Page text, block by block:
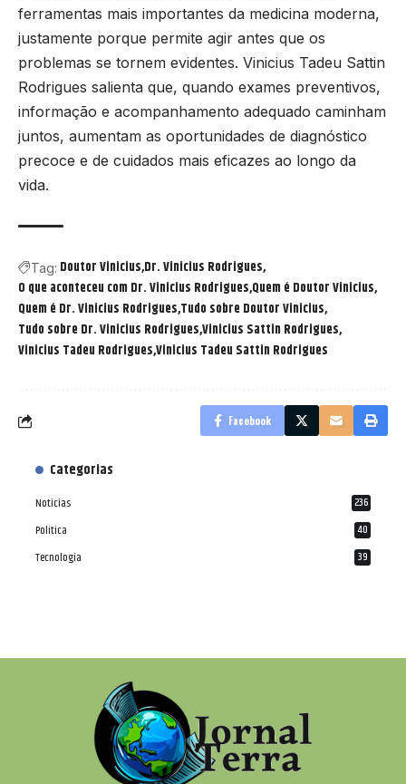
ferramentas mais importantes da medicina moderna,
justamente porque permite agir antes que os
problemas se tornem evidentes. Vinicius Tadeu Sattin
Rodrigues salienta que, quando exames preventivos,
informação e acompanhamento adequado caminham
juntos, aumentam as oportunidades de diagnóstico
precoce e de cuidados mais eficazes ao longo da
vida.
Tag: Doutor Vinicius Dr. Vinicius Rodrigues
O que aconteceu com Dr. Vinicius Rodrigues Quem é Doutor Vinicius
Quem é Dr. Vinicius Rodrigues Tudo sobre Doutor Vinicius
Tudo sobre Dr. Vinicius RodriguesVinicius Sattin Rodrigues
Vinicius Tadeu RodriguesVinicius Tadeu Sattin Rodrigues
Facebook
Categorias
Notícias 236
Política 40
Tecnologia 39